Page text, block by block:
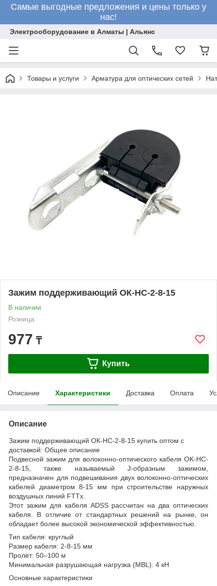
Самые выгодные предложения и цены только у
нас!
Электрооборудование в Алматы | Альянс
Товары и услуги Арматура для оптических сетей
Зажим поддерживающий ОК-HC-2-8-15
В наличии
Розница
977 ₸
Купить
Описание Характеристики Доставка Оплата
Описание
Зажим поддерживающий ОК-HC-2-8-15 купить оптом с
доставкой: Общее описание
Подвесной зажим для волоконно-оптического кабеля OK-HC-
2-8-15, также называемый J-образным зажимом,
предназначен для подвешивания двух волоконно-оптических
кабелей диаметром 8-15 мм при строительстве наружных
воздушных линий FTTx.
Этот зажим для кабеля ADSS рассчитан на два оптических
кабеля. В отличие от стандартных решений на рынке, он
обладает более высокой экономической эффективностью.
Тип кабеля: круглый
Размер кабеля: 2-8-15 мм
Пролёт: 50–100 м
Минимальная разрушающая нагрузка (MBL): 4 кН
Основные характеристики